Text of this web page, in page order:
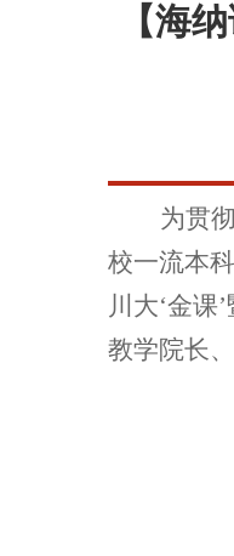
【海
为贯
校一流本科
川大‘金课
教学院长、